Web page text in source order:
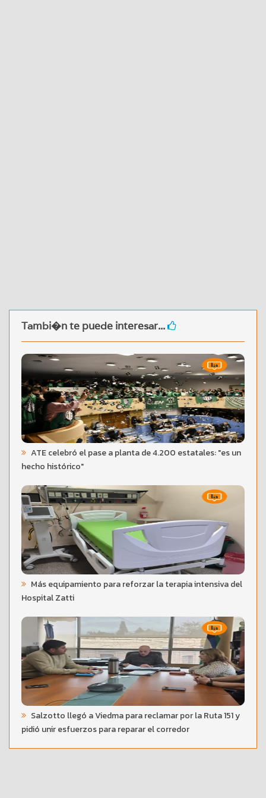
Tambi�n te puede interesar...
ATE celebró el pase a planta de 4.200 estatales: "es un
hecho histórico"
Más equipamiento para reforzar la terapia intensiva del
Hospital Zatti
Salzotto llegó a Viedma para reclamar por la Ruta 151 y
pidió unir esfuerzos para reparar el corredor